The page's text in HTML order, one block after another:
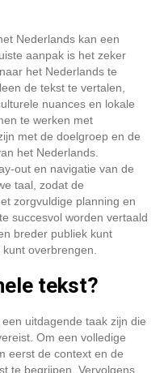
Nederlands kan een
aanpak is het zeker
het Nederlands te
de tekst te vertalen,
nuances en lokale
te werken met
met de doelgroep en de
het Nederlands.
out en navigatie van de
taal, zodat de
zorgvuldige planning en
succesvol worden vertaald
breder publiek kunt
overbrengen.
tekst?
uitdagende taak zijn die
Om een volledige
eerst de context en de
te begrijpen. Vervolgens